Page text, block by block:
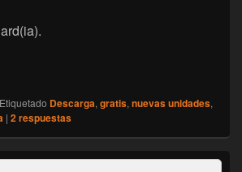
Etiquetado Descarga, gratis, nuevas unidades,
| 2 respuestas